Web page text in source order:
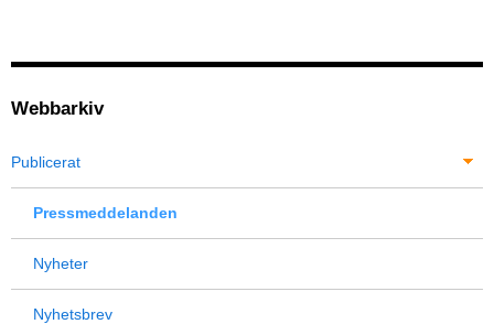
Webbarkiv
Publicerat
Pressmeddelanden
Nyheter
Nyhetsbrev